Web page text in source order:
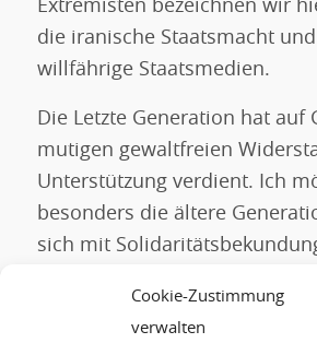
Cookie-Zustimmung
verwalten
Extremisten bezeichnen wir
die iranische Staatsmacht
willfährige Staatsmedien.
Die Letzte Generation hat auf
mutigen gewaltfreien
Unterstützung verdient. Ich
besonders die ältere
sich mit